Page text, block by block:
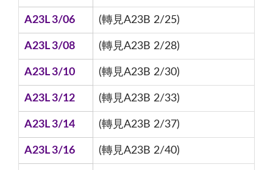
A23L 3/06 (轉見A23B 2/25)
A23L 3/08 (轉見A23B 2/28)
A23L 3/10 (轉見A23B 2/30)
A23L 3/12 (轉見A23B 2/33)
A23L 3/14 (轉見A23B 2/37)
A23L 3/16 (轉見A23B 2/40)